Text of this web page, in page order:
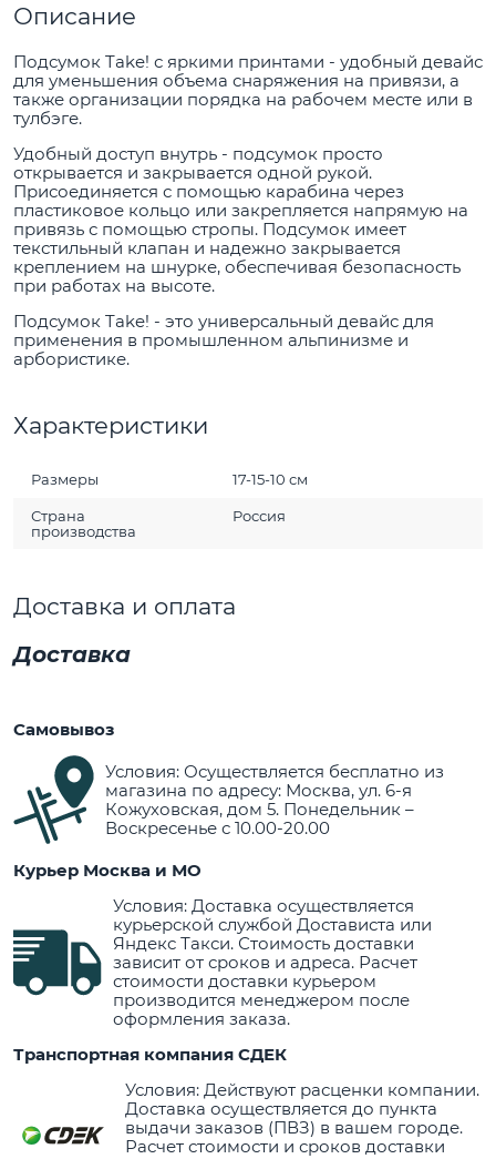
Описание
Подсумок Take! с яркими принтами - удобный девайс
для уменьшения объема снаряжения на привязи, а
также организации порядка на рабочем месте или в
тулбэге.
Удобный доступ внутрь - подсумок просто
открывается и закрывается одной рукой.
Присоединяется с помощью карабина через
пластиковое кольцо или закрепляется напрямую на
привязь с помощью стропы. Подсумок имеет
текстильный клапан и надежно закрывается
креплением на шнурке, обеспечивая безопасность
при работах на высоте.
Подсумок Take! - это универсальный девайс для
применения в промышленном альпинизме и
арбористике.
Характеристики
Размеры 17-15-10 см
Страна
производства
Россия
Доставка и оплата
Доставка
Самовывоз
Условия: Осуществляется бесплатно из
магазина по адресу: Москва, ул. 6-я
Кожуховская, дом 5. Понедельник –
Воскресенье с 10.00-20.00
Курьер Москва и МО
Условия: Доставка осуществляется
курьерской службой Достависта или
Яндекс Такси. Стоимость доставки
зависит от сроков и адреса. Расчет
стоимости доставки курьером
производится менеджером после
оформления заказа.
Транспортная компания СДЕК
Условия: Действуют расценки компании.
Доставка осуществляется до пункта
выдачи заказов (ПВЗ) в вашем городе.
Расчет стоимости и сроков доставки